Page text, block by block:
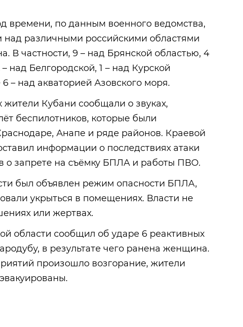
времени, по данным военного ведомства,
над различными российскими областями
В частности, 9 – над Брянской областью, 4
над Белгородской, 1 – над Курской
– над акваторией Азовского моря.
жители Кубани сообщали о звуках,
беспилотников, которые были
Анапе и ряде районов. Краевой
информации о последствиях атаки
о запрете на съёмку БПЛА и работы ПВО.
был объявлен режим опасности БПЛА,
укрыться в помещениях. Власти не
или жертвах.
области сообщил об ударе 6 реактивных
в результате чего ранена женщина.
произошло возгорание, жители